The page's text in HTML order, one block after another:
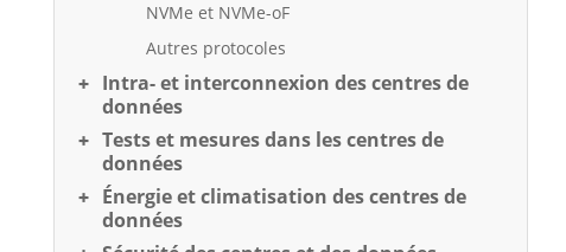
NVMe et NVMe-oF
Autres protocoles
Intra- et interconnexion des centres de
données
Tests et mesures dans les centres de
données
Énergie et climatisation des centres de
données